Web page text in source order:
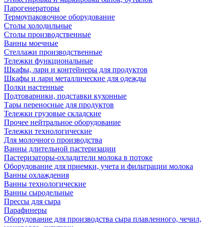
Парогенераторы
Термоупаковочное оборудование
Столы холодильные
Столы производственные
Ванны моечные
Стеллажи производственные
Тележки функциональные
Шкафы, лари и контейнеры для продуктов
Шкафы и лари металлические для одежды
Полки настенные
Подтоварники, подставки кухонные
Тары переносные для продуктов
Тележки грузовые складские
Прочее нейтральное оборудование
Тележки технологические
Для молочного производства
Ванны длительной пастеризации
Пастеризаторы-охладители молока в потоке
Оборудование для приемки, учета и фильтрации молока
Ванны охлаждения
Ванны технологические
Ванны сыродельные
Прессы для сыра
Парафинеры
Оборудование для производства сыра плавленного, чечил,